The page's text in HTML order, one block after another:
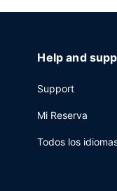
Help and
Support
Mi Reserva
Todos los